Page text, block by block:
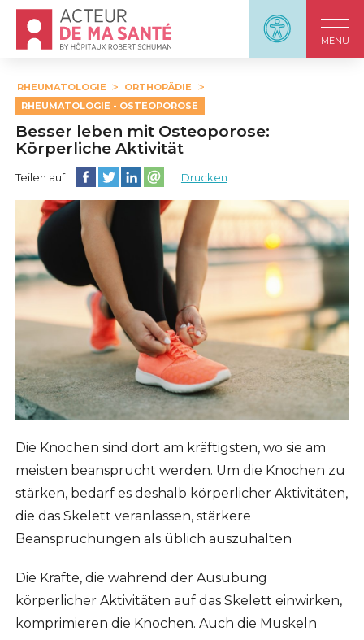
Panneau
MENU
Accueil - Acteur de ma santé, by HôpitauxRobert
RHEUMATOLOGIE
ORTHOPÄDIE
RHEUMATOLOGIE - OSTEOPOROSE
Besser leben mit Osteoporose:
Körperliche Aktivität
Teilen auf Diese Seite auf Facebook teilen
Diese Seite auf Twitter teilen
Diese Seite auf LinkedIn teilen
Partager cette page sur email
Drucken
Die Knochen sind dort am kräftigsten, wo sie am
meisten beansprucht werden. Um die Knochen zu
stärken, bedarf es deshalb körperlicher Aktivitäten,
die das Skelett veranlassen, stärkere
Beanspruchungen als üblich auszuhalten
Die Kräfte, die während der Ausübung
körperlicher Aktivitäten auf das Skelett einwirken,
komprimieren die Knochen. Auch die Muskeln